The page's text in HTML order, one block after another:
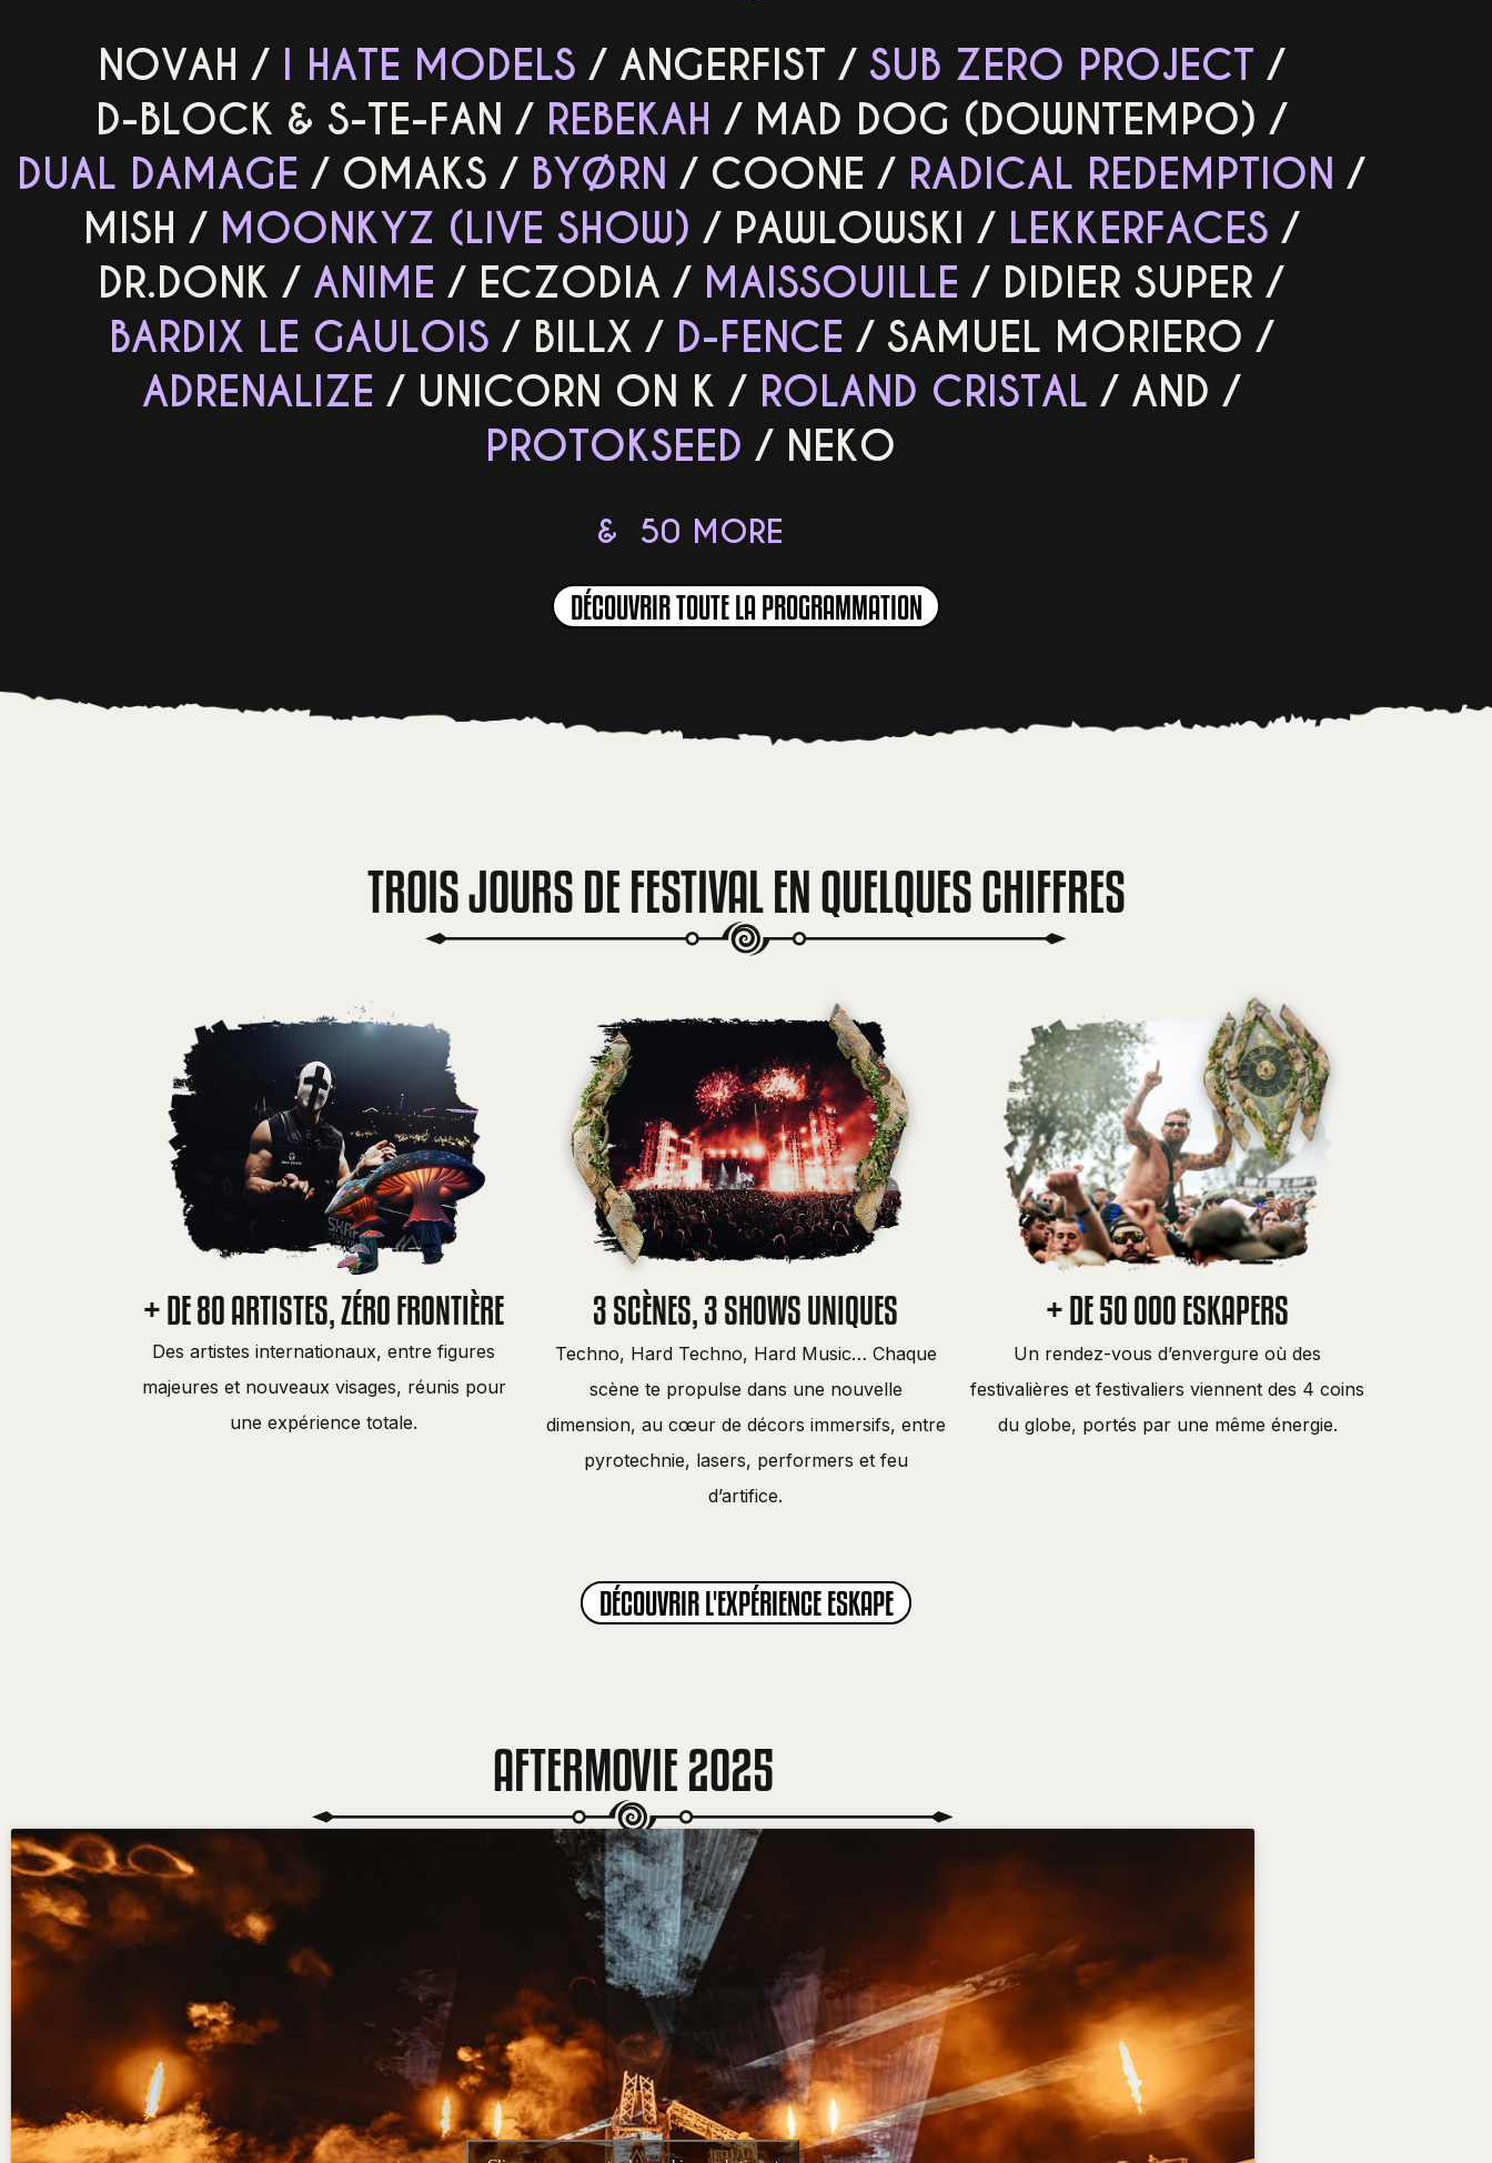
NOVAH / I HATE MODELS / ANGERFIST / SUB ZERO PROJECT /
D-BLOCK & S-TE-FAN / REBEKAH / MAD DOG (DOWNTEMPO) /
DUAL DAMAGE / OMAKS / BYØRN / COONE / RADICAL REDEMPTION /
MISH / MOONKYZ (LIVE SHOW) / PAWLOWSKI / LEKKERFACES /
DR.DONK / ANIME / ECZODIA / MAISSOUILLE / DIDIER SUPER /
BARDIX LE GAULOIS / BILLX / D-FENCE / SAMUEL MORIERO /
ADRENALIZE / UNICORN ON K / ROLAND CRISTAL / AND /
PROTOKSEED / NEKO
& 50 MORE
DÉCOUVRIR TOUTE LA PROGRAMMATION
TROIS JOURS DE FESTIVAL EN QUELQUES CHIFFRES
+ DE 80 ARTISTES, ZÉRO FRONTIÈRE
Des artistes internationaux, entre figures
majeures et nouveaux visages, réunis pour
une expérience totale.
3 SCÈNES, 3 SHOWS UNIQUES
Techno, Hard Techno, Hard Music… Chaque
scène te propulse dans une nouvelle
dimension, au cœur de décors immersifs, entre
pyrotechnie, lasers, performers et feu
d’artifice.
+ DE 50 000 ESKAPERS
Un rendez-vous d’envergure où des
festivalières et festivaliers viennent des 4 coins
du globe, portés par une même énergie.
DÉCOUVRIR L'EXPÉRIENCE ESKAPE
AFTERMOVIE 2025